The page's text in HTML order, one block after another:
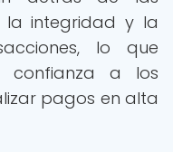
la integridad y la
lo que
confianza a los
pagos en alta